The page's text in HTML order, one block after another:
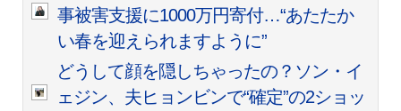
事被害支援に1000万円寄付…“あたたか
い春を迎えられますように”
どうして顔を隠しちゃったの？ソン・イ
ェジン、夫ヒョンビンで“確定”の2ショッ